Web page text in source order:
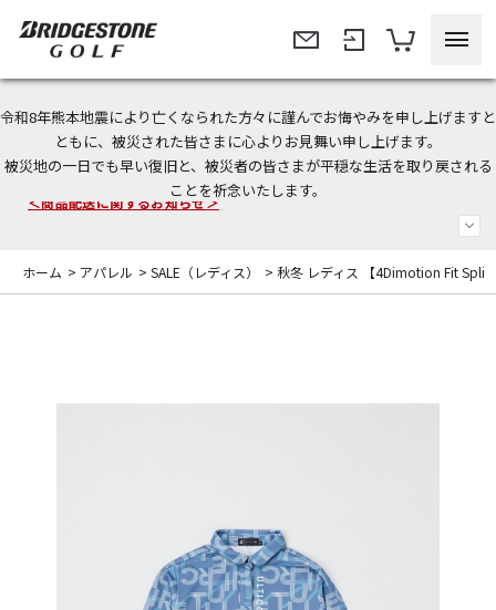
令和8年熊本地震により亡くなられた方々に謹んでお悔やみを申し上げますと
ともに、被災された皆さまに心よりお見舞い申し上げます。
被災地の一日でも早い復旧と、被災者の皆さまが平穏な生活を取り戻される
ことを祈念いたします。
今なら新規会員登録で1,000円OFFクーポンプレゼント！
＜商品配送に関するお知らせ＞
ホーム > アパレル > SALE（レディス） > 秋冬 レディス 【4Dimotion Fit Split